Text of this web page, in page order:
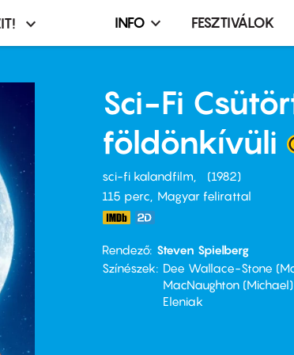
Infó,
terembérlés
menü
INFO FESZTIVÁLOK
Sci-Fi
földönkívüli
sci-fi kalandfilm
1982
115 perc,
Magyar felirattal
Rendező Steven Spielberg
Színészek
Dee Wallace-Stone
MacNaughton
Eleniak